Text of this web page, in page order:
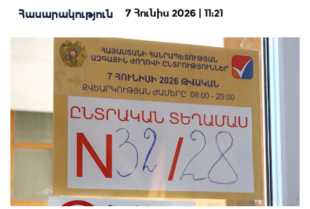
Հասարակություն 7 Հունիս 2026 | 11:21